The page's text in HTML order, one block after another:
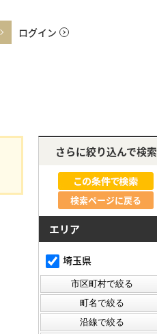
ログイン
さらに絞り込んで検索
検索ページに戻る
エリア
埼玉県